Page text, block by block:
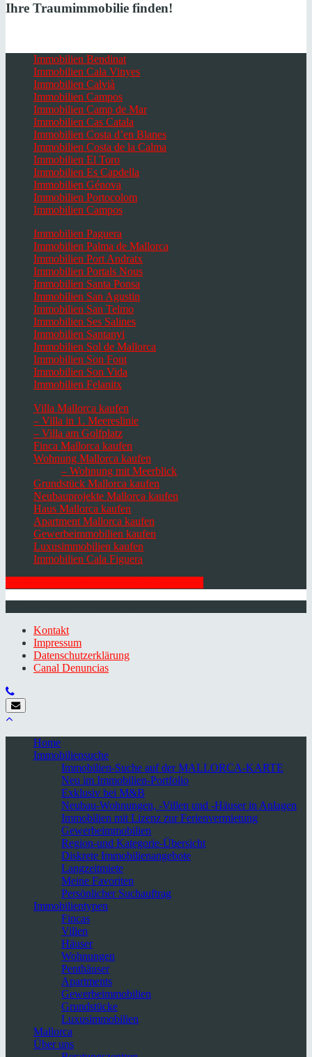
Ihre Traumimmobilie finden!
Immobilien Bendinat
Immobilien Cala Vinyes
Immobilien Calvià
Immobilien Campos
Immobilien Camp de Mar
Immobilien Cas Catala
Immobilien Costa d’en Blanes
Immobilien Costa de la Calma
Immobilien El Toro
Immobilien Es Capdella
Immobilien Génova
Immobilien Portocolom
Immobilien Campos
Immobilien Paguera
Immobilien Palma de Mallorca
Immobilien Port Andratx
Immobilien Portals Nous
Immobilien Santa Ponsa
Immobilien San Agustin
Immobilien San Telmo
Immobilien Ses Salines
Immobilien Santanyi
Immobilien Sol de Mallorca
Immobilien Son Font
Immobilien Son Vida
Immobilien Felanitx
Villa Mallorca kaufen
– Villa in 1. Meereslinie
– Villa am Golfplatz
Finca Mallorca kaufen
Wohnung Mallorca kaufen
– Wohnung mit Meerblick
Grundstück Mallorca kaufen
Neubauprojekte Mallorca kaufen
Haus Mallorca kaufen
Apartment Mallorca kaufen
Gewerbeimmobilien kaufen
Luxusimmobilien kaufen
Immobilien Cala Figuera
Kontakt
Impressum
Datenschutzerklärung
Canal Denuncias
Home
Immobiliensuche
Immobilien-Suche auf der MALLORCA-KARTE
Neu im Immobilien-Portfolio
Exklusiv bei M&B
Neubau-Wohnungen, -Villen und -Häuser in Anlagen
Immobilien mit Lizenz zur Ferienvermietung
Gewerbeimmobilien
Region-und Kategorie-Übersicht
Diskrete Immobilienangebote
Langzeitmiete
Meine Favoriten
Persönlicher Suchauftrag
Immobilientypen
Fincas
Villen
Häuser
Wohnungen
Penthäuser
Apartments
Gewerbeimmobilien
Grundstücke
Luxusimmobilien
Mallorca
Über uns